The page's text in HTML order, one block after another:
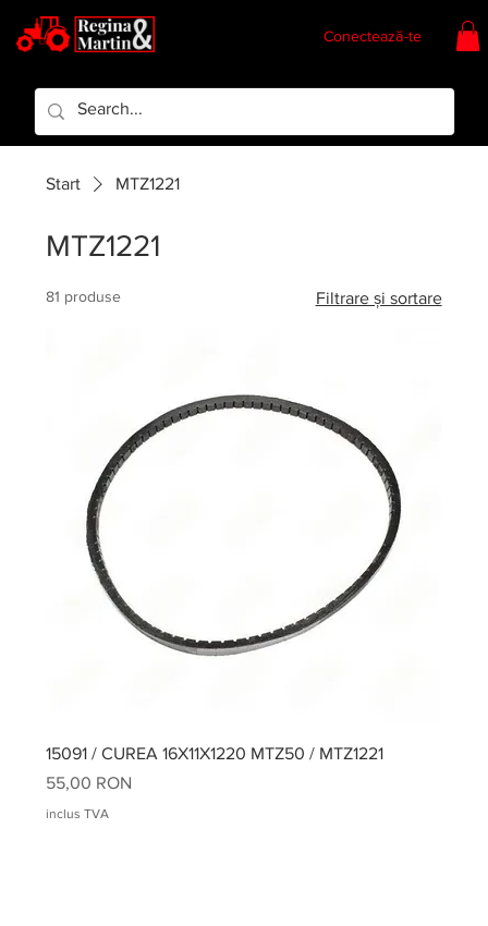
Conectează-te
Start MTZ1221
MTZ1221
81 produse Filtrare și sortare
15091 / CUREA 16X11X1220 MTZ50 / MTZ1221
Preț
55,00 RON
inclus TVA